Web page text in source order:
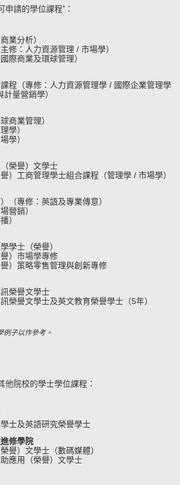
申請的學位課程* ：
業分析）
修：人力資源管理 / 市場學）
際商業及環球管理）
程（專修：人力資源管理學 / 國際企業管理學
量營銷學）
商業管理）
學）
學）
榮譽）文學士
）工商管理學士組合課程（管理學 / 市場學）
（專修：英語及專業傳意）
營銷）
）
學士（榮譽）
）市場學專修
）策略零售管理與創新專修
榮譽文學士
榮譽文學士及英文教育榮譽學士（5年）
例子以作參考。
他院校的學士學位課程：
士及英語研究榮譽學士
修學院
譽）文學士（數碼媒體）
應用（榮譽）文學士